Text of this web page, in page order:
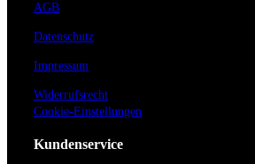
AGB
Datenschutz
Impressum
Widerrufsrecht
Cookie-Einstellungen
Kundenservice